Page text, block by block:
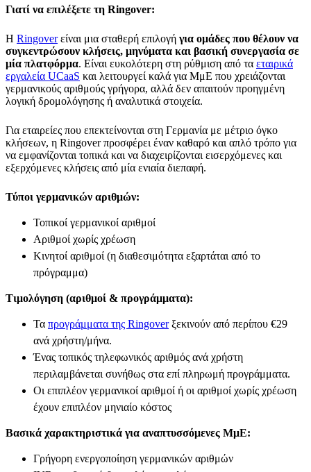
Γιατί να επιλέξετε τη Ringover:
Η Ringoverείναι μια σταθερή επιλογή για ομάδες που θέλουν να
συγκεντρώσουν κλήσεις, μηνύματα και βασική συνεργασία σε
μία πλατφόρμα. Είναι ευκολότερη στη ρύθμιση από τα εταιρικά
εργαλεία UCaaS και λειτουργεί καλά για ΜμΕ που χρειάζονται
γερμανικούς αριθμούς γρήγορα, αλλά δεν απαιτούν προηγμένη
λογική δρομολόγησης ή αναλυτικά στοιχεία.
Για εταιρείες που επεκτείνονται στη Γερμανία με μέτριο όγκο
κλήσεων, η Ringover προσφέρει έναν καθαρό και απλό τρόπο για
να εμφανίζονται τοπικά και να διαχειρίζονται εισερχόμενες και
εξερχόμενες κλήσεις από μία ενιαία διεπαφή.
Τύποι γερμανικών αριθμών:
Τοπικοί γερμανικοί αριθμοί
Αριθμοί χωρίς χρέωση
Κινητοί αριθμοί (η διαθεσιμότητα εξαρτάται από το
πρόγραμμα)
Τιμολόγηση (αριθμοί & προγράμματα):
Τα προγράμματα της Ringoverξεκινούν από περίπου €29
ανά χρήστη/μήνα.
Ένας τοπικός τηλεφωνικός αριθμός ανά χρήστη
περιλαμβάνεται συνήθως στα επί πληρωμή προγράμματα.
Οι επιπλέον γερμανικοί αριθμοί ή οι αριθμοί χωρίς χρέωση
έχουν επιπλέον μηνιαίο κόστος
Βασικά χαρακτηριστικά για αναπτυσσόμενες ΜμΕ:
Γρήγορη ενεργοποίηση γερμανικών αριθμών